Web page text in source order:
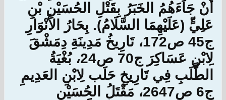
أَنْ جَاءَهُمُ الخَبَرُ بِقَتْلِ الحُسَيْنِ بْنِ
عَلِيٍّ (عَلَيْهِمَا السَّلَامُ). بِحَارُ الأَنْوَارِ
ج45 ص172، تَارِيخُ مَدِينَةِ دِمَشْقَ
لِابْنِ عَسَاكِرَ ج70 ص24، بُغْيَةُ
الطَّلَبِ فِي تَارِيخِ حَلَب لِابْنِ العَدِيمِ
ج6 ص2647، مَقْتَلُ الحُسَيْنِ